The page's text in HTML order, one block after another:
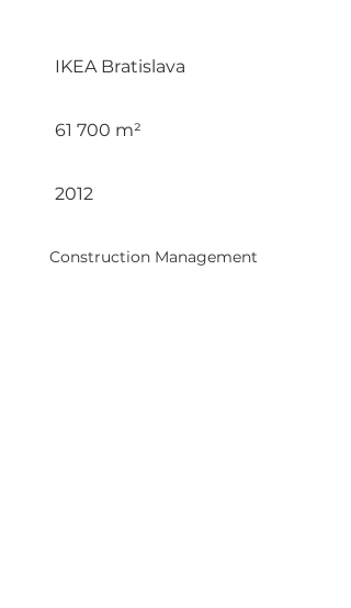
IKEA Bratislava
61 700 m²
2012
Construction Management